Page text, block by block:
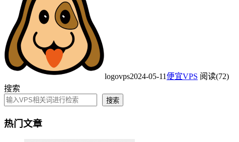
logovps2024-05-11便宜VPS 阅读(72)
搜索
搜索
热门文章